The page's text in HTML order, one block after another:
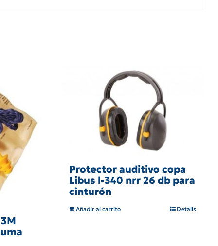
Protector auditivo copa
Libus l-340 nrr 26 db para
cinturón
Añadir al carrito Details